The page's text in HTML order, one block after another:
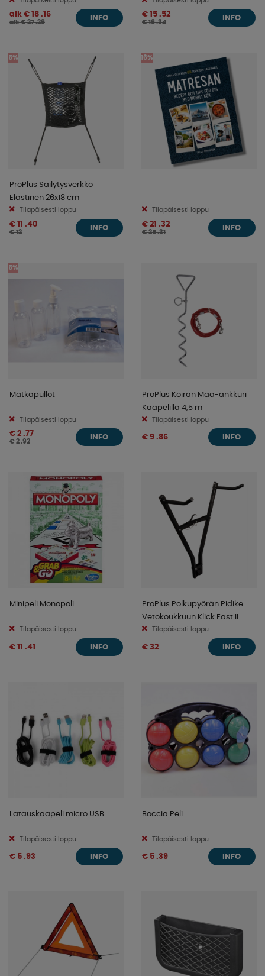
alk € 18 .16
alk € 27 .29
INFO € 15 .52
€ 16 .34
INFO
5%
ProPlus Säilytysverkko
Elastinen 26x18 cm
Tilapäisesti loppu
€ 11 .40
€ 12
INFO
16%
Tilapäisesti loppu
€ 21 .32
€ 25 .31
INFO
5%
Matkapullot
Tilapäisesti loppu
€ 2 .77
€ 2 .92
INFO
ProPlus Koiran Maa-ankkuri
Kaapelilla 4,5 m
Tilapäisesti loppu
€ 9 .86 INFO
Minipeli Monopoli
Tilapäisesti loppu
€ 11 .41 INFO
ProPlus Polkupyörän Pidike
Vetokoukkuun Klick Fast II
Tilapäisesti loppu
€ 32 INFO
Latauskaapeli micro USB
Tilapäisesti loppu
€ 5 .93 INFO
Boccia Peli
Tilapäisesti loppu
€ 5 .39 INFO